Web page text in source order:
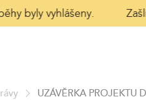
byly vyhlášeny.
UZÁVĚRKA PROJEKTU